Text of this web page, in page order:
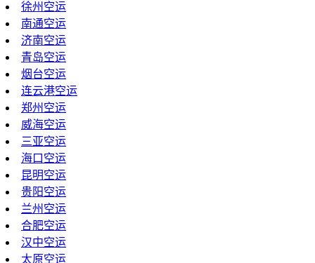
徐州空运
南通空运
济南空运
青岛空运
烟台空运
连云港空运
郑州空运
威海空运
三亚空运
海口空运
昆明空运
贵阳空运
兰州空运
合肥空运
汉中空运
太原空运